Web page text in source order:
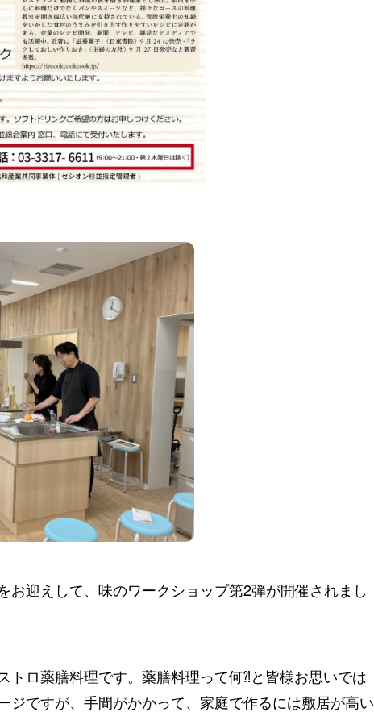
お迎えして、味のワークショップ第2弾が開催されまし
トロ薬膳料理です。薬膳料理って何⁈と皆様お思いでは
ジですが、手間がかかって、家庭で作るには敷居が高い